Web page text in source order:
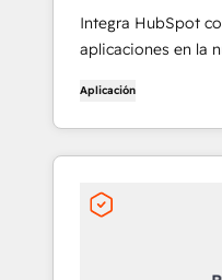
Integra HubSpot
aplicaciones en la
Aplicación